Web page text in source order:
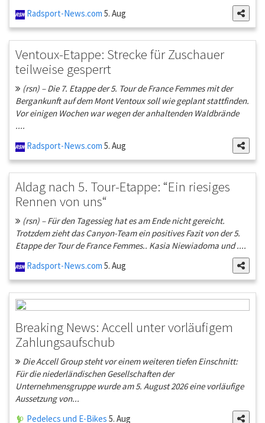
Radsport-News.com 5. Aug
Ventoux-Etappe: Strecke für Zuschauer
teilweise gesperrt
(rsn) – Die 7. Etappe der 5. Tour de France Femmes mit der
Bergankunft auf dem Mont Ventoux soll wie geplant stattfinden.
Vor einigen Wochen war wegen der anhaltenden Waldbrände
....
Radsport-News.com 5. Aug
Aldag nach 5. Tour-Etappe: “Ein riesiges
Rennen von uns“
(rsn) – Für den Tagessieg hat es am Ende nicht gereicht.
Trotzdem zieht das Canyon-Team ein positives Fazit von der 5.
Etappe der Tour de France Femmes.. Kasia Niewiadoma und ....
Radsport-News.com 5. Aug
Breaking News: Accell unter vorläufigem
Zahlungsaufschub
Die Accell Group steht vor einem weiteren tiefen Einschnitt:
Für die niederländischen Gesellschaften der
Unternehmensgruppe wurde am 5. August 2026 eine vorläufige
Aussetzung von...
Pedelecs und E-Bikes 5. Aug